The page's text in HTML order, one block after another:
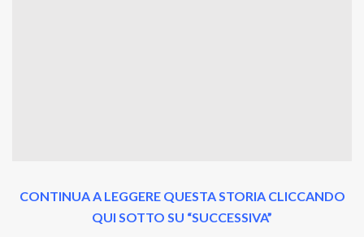
CONTINUA A LEGGERE QUESTA STORIA CLICCANDO
QUI SOTTO SU “SUCCESSIVA”